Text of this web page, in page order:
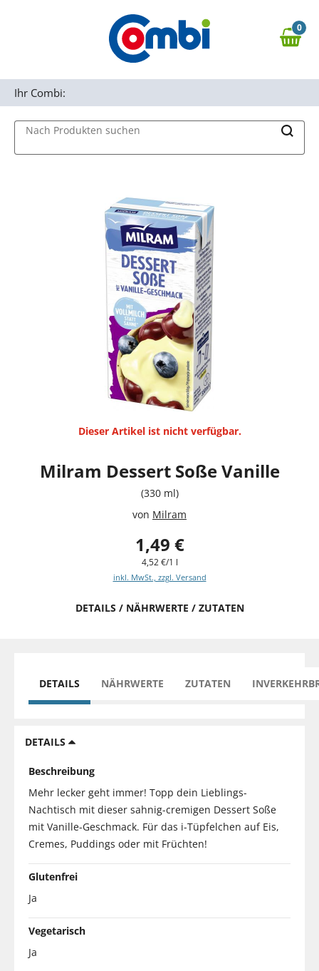
Zur Navigation springen
0,00 €
0
Nach Produkten suchen
Ihr Combi:
Dieser Artikel ist nicht verfügbar.
Milram Dessert Soße Vanille
(330 ml)
von Milram
1,49 €
4,52 €/1 l
inkl. MwSt., zzgl. Versand
DETAILS / NÄHRWERTE / ZUTATEN
DETAILS NÄHRWERTE ZUTATEN
DETAILS
Beschreibung
Mehr lecker geht immer! Topp dein Lieblings-
Nachtisch mit dieser sahnig-cremigen Dessert Soße
mit Vanille-Geschmack. Für das i-Tüpfelchen auf Eis,
Cremes, Puddings oder mit Früchten!
Glutenfrei
Ja
Vegetarisch
Ja